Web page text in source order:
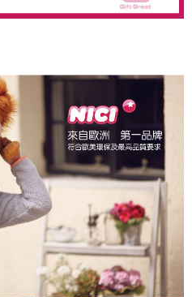
情報を、必要な購入注文書とあわせ
AFTEEにあなたの個人情報の収集、処